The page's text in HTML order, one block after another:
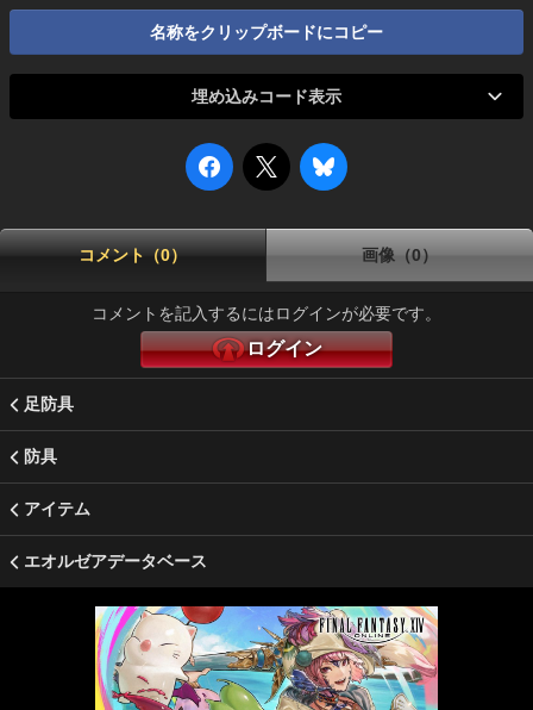
名称をクリップボードにコピー
埋め込みコード表示
コメント（0） 画像（0）
コメントを記入するにはログインが必要です。
ログイン
足防具
防具
アイテム
エオルゼアデータベース